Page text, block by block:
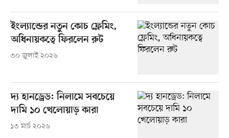
ইংল্যান্ডের নতুন কোচ ফ্লেমিং,
অধিনায়কত্বে ফিরলেন রুট
৩০ জুলাই ২০২৬
দ্য হানড্রেড: নিলামে সবচেয়ে
দামি ১০ খেলোয়াড় কারা
১৩ মার্চ ২০২৬